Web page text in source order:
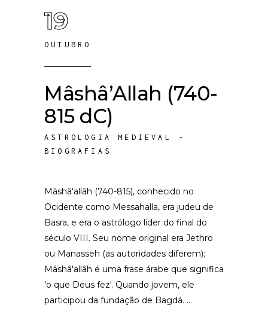
19
OUTUBRO
Mâshâ’Allah (740-
815 dC)
ASTROLOGIA MEDIEVAL -
BIOGRAFIAS
Mâshâ'allâh (740-815), conhecido no
Ocidente como Messahalla, era judeu de
Basra, e era o astrólogo líder do final do
século VIII. Seu nome original era Jethro
ou Manasseh (as autoridades diferem);
Mâshâ'allâh é uma frase árabe que significa
'o que Deus fez'. Quando jovem, ele
participou da fundação de Bagdá.